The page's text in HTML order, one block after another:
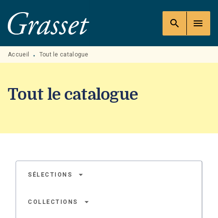
MENU RECHERCHE
PIED DE PAGE
search menu
Accueil • Tout le catalogue
Tout le catalogue
SÉLECTIONS arrow_drop_down
COLLECTIONS arrow_drop_down